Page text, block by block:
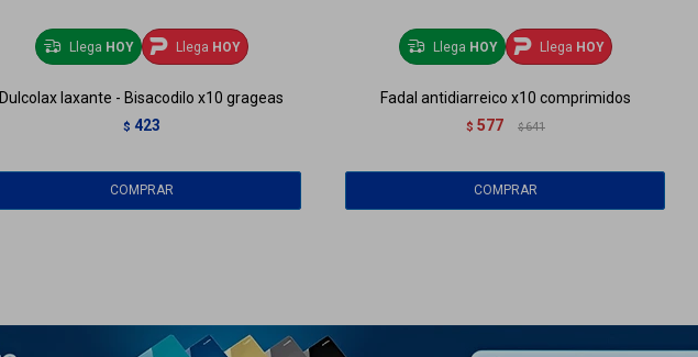
Llega HOY Llega HOY
Dulcolax laxante - Bisacodilo x10 grageas
$ 423
Llega HOY Llega HOY
Fadal antidiarreico x10 comprimidos
$ 577 $ 641